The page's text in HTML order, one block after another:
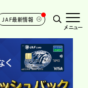
JAF最新情報
メニュー